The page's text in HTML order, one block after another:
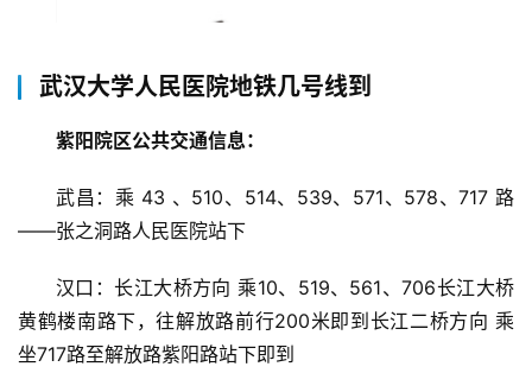
武汉大学人民医院地铁几号线到
紫阳院区公共交通信息：
武昌：乘 43 、510、514、539、571、578、717 路
——张之洞路人民医院站下
汉口：长江大桥方向 乘10、519、561、706长江大桥
黄鹤楼南路下，往解放路前行200米即到长江二桥方向 乘
坐717路至解放路紫阳路站下即到